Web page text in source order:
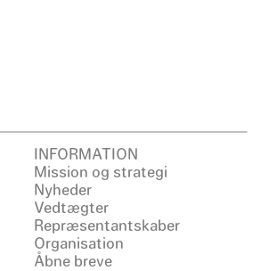
INFORMATION
Mission og strategi
Nyheder
Vedtægter
Repræsentantskaber
Organisation
Åbne breve